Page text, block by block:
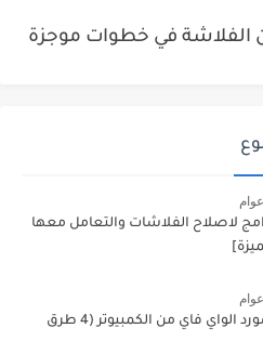
لاصلاح الفلاشات والتعامل معها
معرفة باسورد الواي فاي من الكمبيوتر (4 طرق